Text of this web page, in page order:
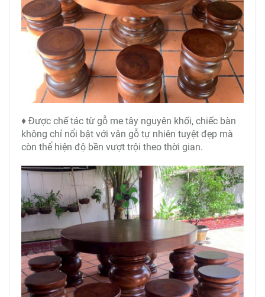
♦ Được chế tác từ gỗ me tây nguyên khối, chiếc bàn
không chỉ nổi bật với vân gỗ tự nhiên tuyệt đẹp mà
còn thể hiện độ bền vượt trội theo thời gian.